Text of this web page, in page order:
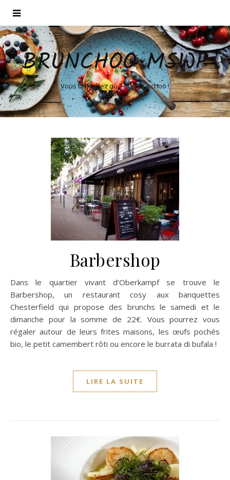
BRUNCHOO MSWP
Vous brunchez où ? Sur Brunchoo !
Barbershop
Dans le quartier vivant d’Oberkampf se trouve le
Barbershop, un restaurant cosy aux banquettes
Chesterfield qui propose des brunchs le samedi et le
dimanche pour la somme de 22€. Vous pourrez vous
régaler autour de leurs frites maisons, les œufs pochés
bio, le petit camembert rôti ou encore le burrata di bufala !
LIRE LA SUITE